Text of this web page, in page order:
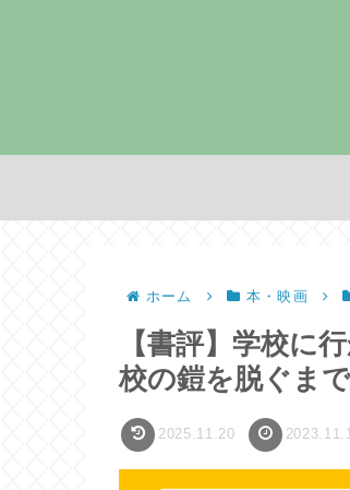
ホーム 本・映画
【書評】学校に
校の鎧を脱ぐまで
2025.11.20